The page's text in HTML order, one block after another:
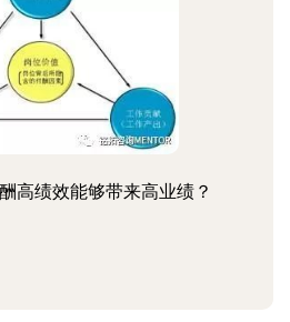
高绩效能够带来高业绩？